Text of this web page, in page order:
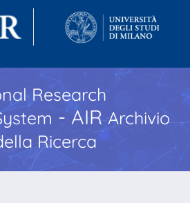
Research
- AIR Archivio
Ricerca